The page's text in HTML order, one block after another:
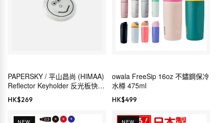
PAPERSKY / 平山昌尚 (HIMAA)
Reflector Keyholder 反光板快掛
鎖匙扣
HK$269
owala FreeSip 16oz 不鏽鋼保冷
水樽 475ml
HK$499